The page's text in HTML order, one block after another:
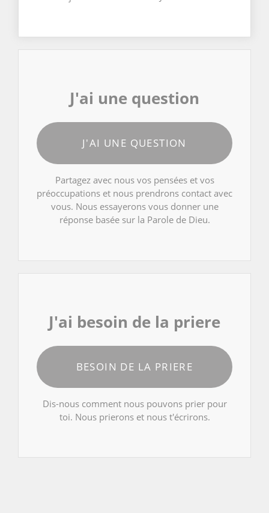
J'ai une question
J'AI UNE QUESTION
Partagez avec nous vos pensées et vos
préoccupations et nous prendrons contact avec
vous. Nous essayerons vous donner une
réponse basée sur la Parole de Dieu.
J'ai besoin de la priere
BESOIN DE LA PRIERE
Dis-nous comment nous pouvons prier pour
toi. Nous prierons et nous t'écrirons.